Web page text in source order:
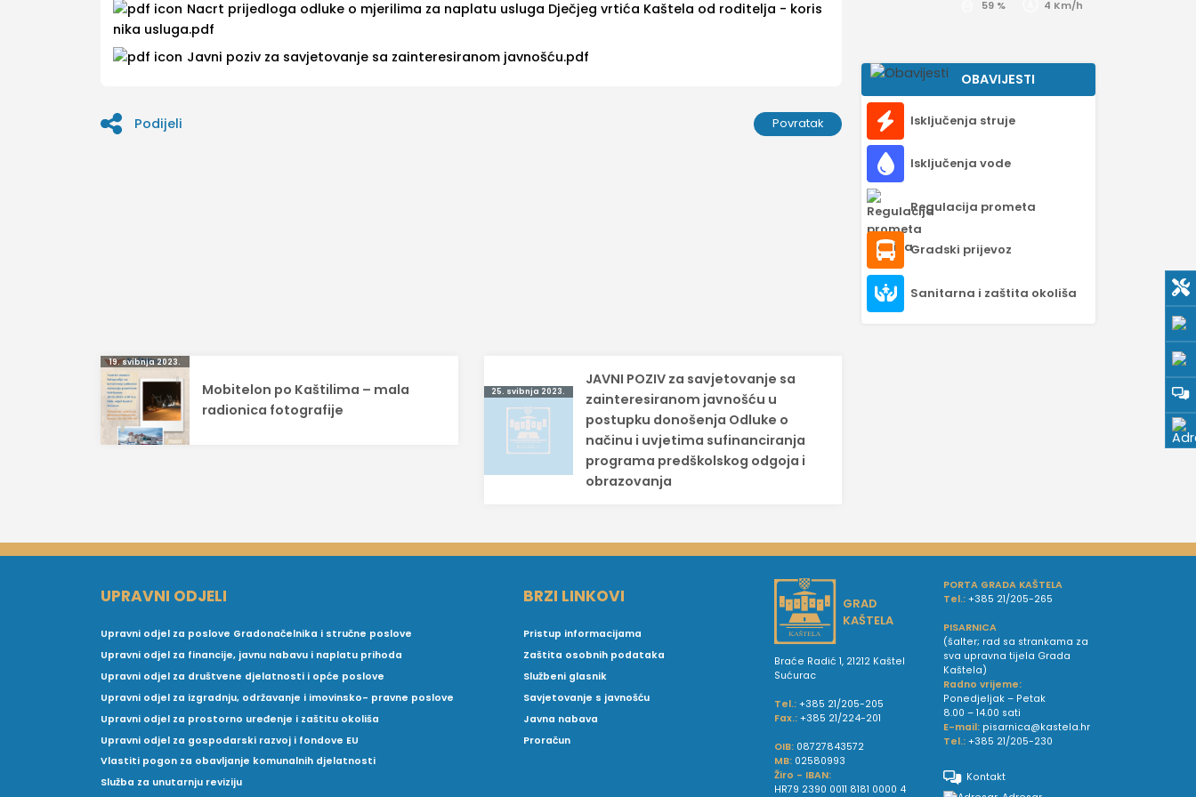
Nacrt prijedloga odluke o mjerilima za naplatu usluga Dječjeg vrtića Kaštela od roditelja - koris
nika usluga.pdf
Javni poziv za savjetovanje sa zainteresiranom javnošću.pdf
Podijeli Povratak
59 % 4 Km/h
OBAVIJESTI
Isključenja struje
Isključenja vode
Regulacija prometa
Gradski prijevoz
Sanitarna i zaštita okoliša
Navigacija
objava
19. svibnja 2023.
Mobitelon po Kaštilima – mala
radionica fotografije
25. svibnja 2023.
JAVNI POZIV za savjetovanje sa
zainteresiranom javnošću u
postupku donošenja Odluke o
načinu i uvjetima sufinanciranja
programa predškolskog odgoja i
obrazovanja
UPRAVNI ODJELI
Upravni odjel za poslove Gradonačelnika i stručne poslove
Upravni odjel za financije, javnu nabavu i naplatu prihoda
Upravni odjel za društvene djelatnosti i opće poslove
Upravni odjel za izgradnju, održavanje i imovinsko- pravne poslove
Upravni odjel za prostorno uređenje i zaštitu okoliša
Upravni odjel za gospodarski razvoj i fondove EU
Vlastiti pogon za obavljanje komunalnih djelatnosti
Služba za unutarnju reviziju
BRZI LINKOVI
Pristup informacijama
Zaštita osobnih podataka
Službeni glasnik
Savjetovanje s javnošću
Javna nabava
Proračun
GRAD
KAŠTELA
Braće Radić 1, 21212 Kaštel
Sućurac
Tel.: +385 21/205-205
Fax.: +385 21/224-201
OIB: 08727843572
MB: 02580993
Žiro - IBAN:
HR79 2390 0011 8181 0000 4
PORTA GRADA KAŠTELA
Tel.: +385 21/205-265
PISARNICA
(šalter; rad sa strankama za
sva upravna tijela Grada
Kaštela)
Radno vrijeme:
Ponedjeljak – Petak
8.00 – 14.00 sati
E-mail: pisarnica@kastela.hr
Tel.: +385 21/205-230
Kontakt